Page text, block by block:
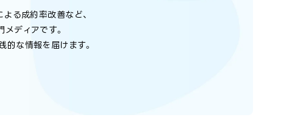
る成約率改善など、
ディアです。
的な情報を届けます。